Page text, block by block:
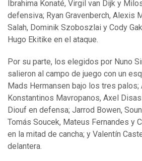
Ibrahima Konaté, Virgil van Dijk y
defensiva; Ryan Gravenberch, Alexis
Salah, Dominik Szoboszlai y Cody
Hugo Ekitike en el ataque.
Por su parte, los elegidos por Nuno
salieron al campo de juego con un
Mads Hermansen bajo los tres palos;
Konstantinos Mavropanos, Axel
Diouf en defensa; Jarrod Bowen,
Tomás Soucek, Mateus Fernandes y
en la mitad de cancha; y Valentín
delantera.